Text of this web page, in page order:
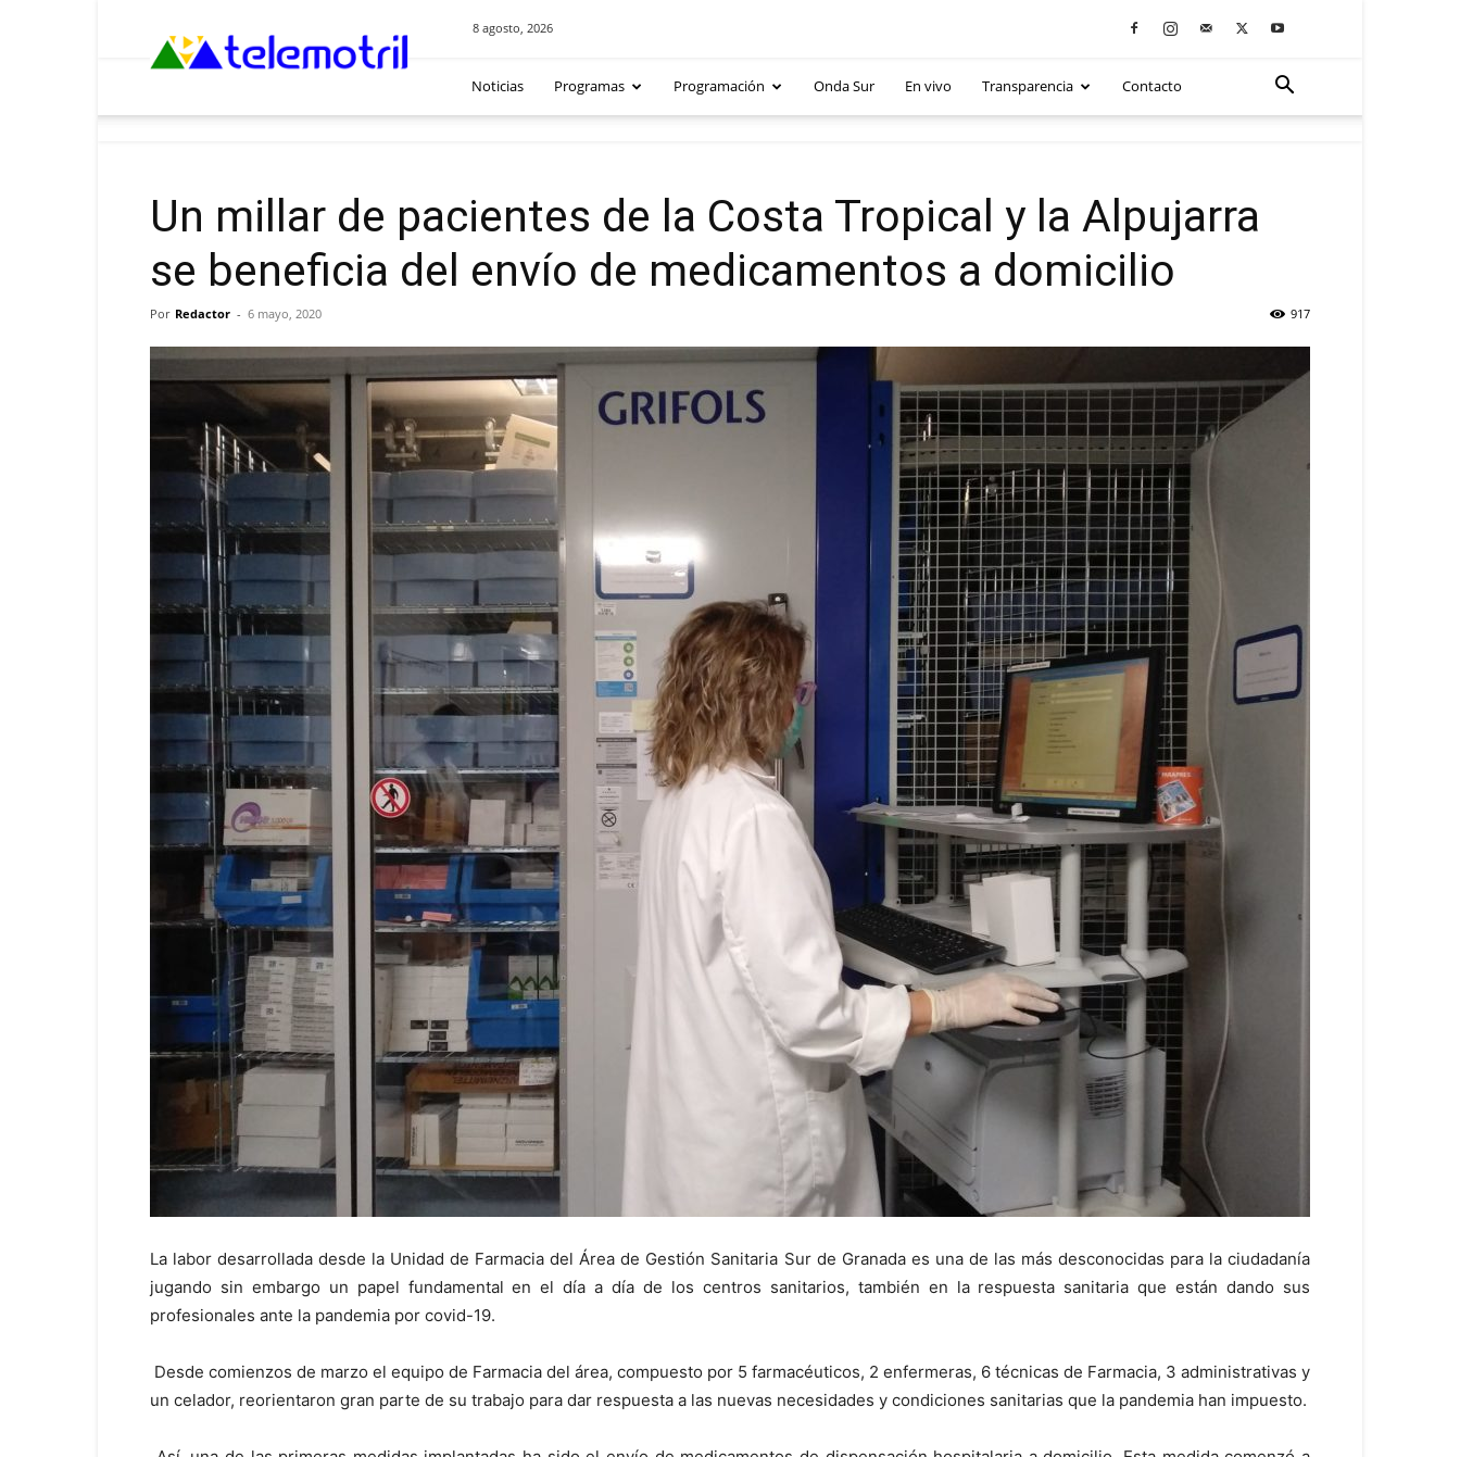
8 agosto, 2026
Noticias Programas Programación Onda Sur En vivo Transparencia Contacto
Un millar de pacientes de la Costa Tropical y la Alpujarra
se beneficia del envío de medicamentos a domicilio
Por Redactor - 6 mayo, 2020 917
La labor desarrollada desde la Unidad de Farmacia del Área de Gestión Sanitaria Sur de Granada es una de las más desconocidas para la ciudadanía
jugando sin embargo un papel fundamental en el día a día de los centros sanitarios, también en la respuesta sanitaria que están dando sus
profesionales ante la pandemia por covid-19.
Desde comienzos de marzo el equipo de Farmacia del área, compuesto por 5 farmacéuticos, 2 enfermeras, 6 técnicas de Farmacia, 3 administrativas y
un celador, reorientaron gran parte de su trabajo para dar respuesta a las nuevas necesidades y condiciones sanitarias que la pandemia han impuesto.